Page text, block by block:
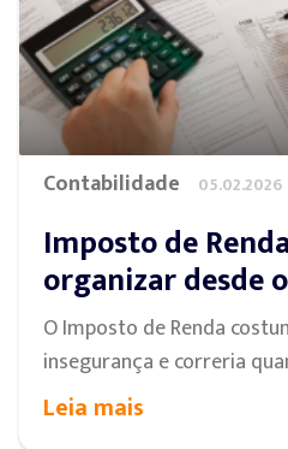
Contabilidade 05.02.2026
Imposto de
organizar desde
O Imposto de Renda
insegurança e correria
Leia mais